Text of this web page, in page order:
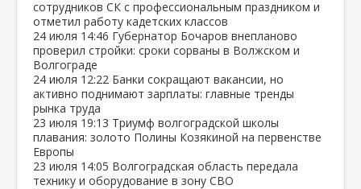
сотрудников СК с профессиональным праздником и
отметил работу кадетских классов
24 июля 14:46 Губернатор Бочаров внепланово
проверил стройки: сроки сорваны в Волжском и
Волгограде
24 июля 12:22 Банки сокращают вакансии, но
активно поднимают зарплаты: главные тренды
рынка труда
23 июля 19:13 Триумф волгоградской школы
плавания: золото Полины Козякиной на первенстве
Европы
23 июля 14:05 Волгоградская область передала
технику и оборудование в зону СВО